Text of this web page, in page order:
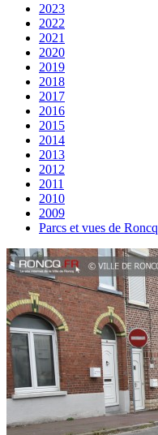
2023
2022
2021
2020
2019
2018
2017
2016
2015
2014
2013
2012
2011
2010
2009
Parcs et vues de Roncq